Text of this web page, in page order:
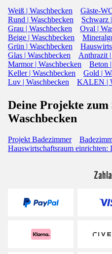
Weiß | Waschbecken
Gäste-
Rund | Waschbecken
Schwarz
Grau | Waschbecken
Oval |
Beige | Waschbecken
Grün | Waschbecken
Glas | Waschbecken
Anthrazit |
Marmor | Waschbecken
Beton
Keller | Waschbecken
Gold |
Luv | Waschbecken
KALEN |
Deine Projekte
Waschbecken
Projekt Badezimmer
Hauswirtschaftsraum einrichten: